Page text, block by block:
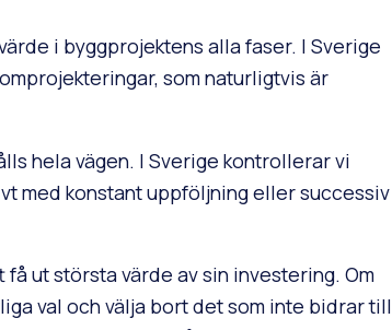
i byggprojektens alla faser. I Sverige
som naturligtvis är
hela vägen. I Sverige kontrollerar vi
med konstant uppföljning eller successiv
ut största värde av sin investering. Om
val och välja bort det som inte bidrar till